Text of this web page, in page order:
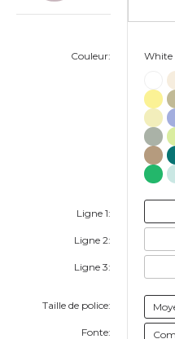
Couleur:
Ligne 1:
Ligne 2:
Ligne 3:
Taille de police:
Fonte:
White